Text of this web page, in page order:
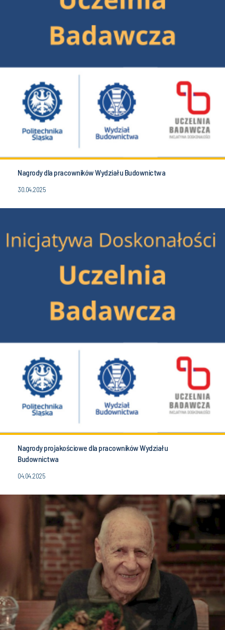
Nagrody dla pracowników Wydziału Budownictwa
30.04.2025
Nagrody projakościowe dla pracowników Wydziału
Budownictwa
04.04.2025